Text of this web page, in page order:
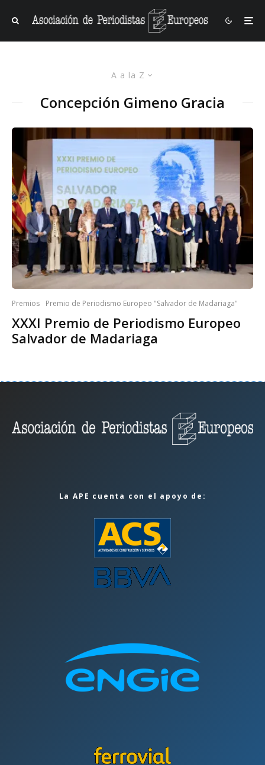
A a la Z
Concepción Gimeno Gracia
Premios Premio de Periodismo Europeo "Salvador de Madariaga"
XXXI Premio de Periodismo Europeo
Salvador de Madariaga
La APE cuenta con el apoyo de: